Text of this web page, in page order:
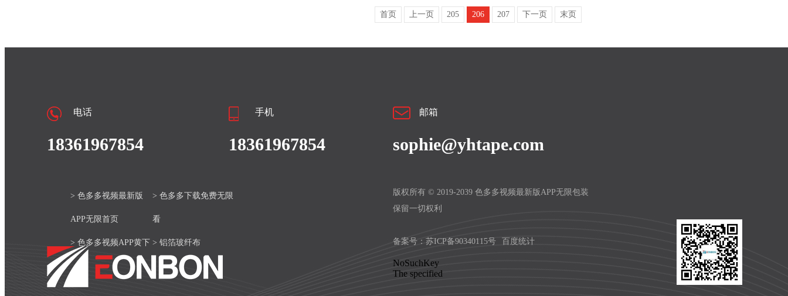
首页 上一页 205 206 207 下一页 末页
电话
18361967854
手机
18361967854
邮箱
sophie@yhtape.com
> 色多多视频最新版
APP无限首页
> 色多多下载免费无限
看
> 色多多视频APP黄下
载安装官网
> 铝箔玻纤布
> 产品中心
> 色多多视频最新版
版权所有 © 2019-2039 色多多视频最新版APP无限包装
保留一切权利
备案号： 苏ICP备90340115号 百度统计